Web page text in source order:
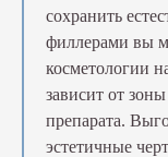
сохранить
филлерами вы
косметологии
зависит от
препарата.
эстетичные